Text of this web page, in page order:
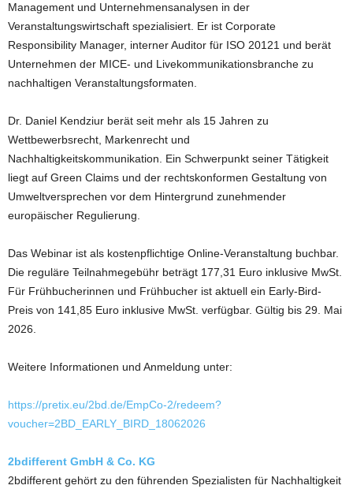
Management und Unternehmensanalysen in der
Veranstaltungswirtschaft spezialisiert. Er ist Corporate
Responsibility Manager, interner Auditor für ISO 20121 und berät
Unternehmen der MICE- und Livekommunikationsbranche zu
nachhaltigen Veranstaltungsformaten.
Dr. Daniel Kendziur berät seit mehr als 15 Jahren zu
Wettbewerbsrecht, Markenrecht und
Nachhaltigkeitskommunikation. Ein Schwerpunkt seiner Tätigkeit
liegt auf Green Claims und der rechtskonformen Gestaltung von
Umweltversprechen vor dem Hintergrund zunehmender
europäischer Regulierung.
Das Webinar ist als kostenpflichtige Online-Veranstaltung buchbar.
Die reguläre Teilnahmegebühr beträgt 177,31 Euro inklusive MwSt.
Für Frühbucherinnen und Frühbucher ist aktuell ein Early-Bird-
Preis von 141,85 Euro inklusive MwSt. verfügbar. Gültig bis 29. Mai
2026.
Weitere Informationen und Anmeldung unter:
https://pretix.eu/2bd.de/EmpCo-2/redeem?
voucher=2BD_EARLY_BIRD_18062026
2bdifferent GmbH & Co. KG
2bdifferent gehört zu den führenden Spezialisten für Nachhaltigkeit